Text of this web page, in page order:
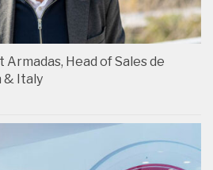
Head of Sales de
& Italy